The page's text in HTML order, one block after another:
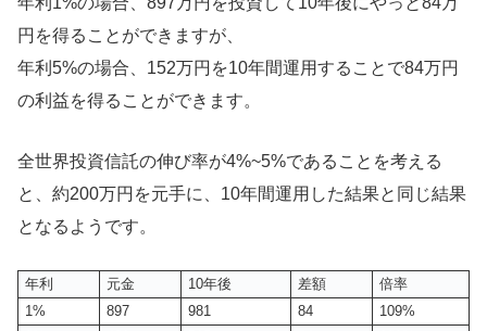
円を得ることができますが、
年利5%の場合、152万円を10年間運用することで84万円
の利益を得ることができます。
全世界投資信託の伸び率が4%~5%であることを考える
と、約200万円を元手に、10年間運用した結果と同じ結果
となるようです。
年利 元金 10年後 差額
倍率
1%
897 981 84
109%